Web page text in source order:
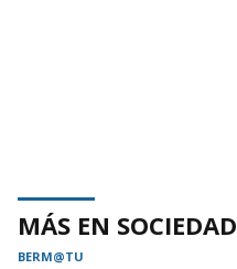
MÁS EN SOCIEDAD
BERM@TU